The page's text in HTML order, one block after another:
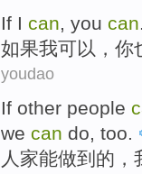
If I can, you can.
如果我可以 ， 你
youdao
If other people
we can do, too.
人家能做到 的，